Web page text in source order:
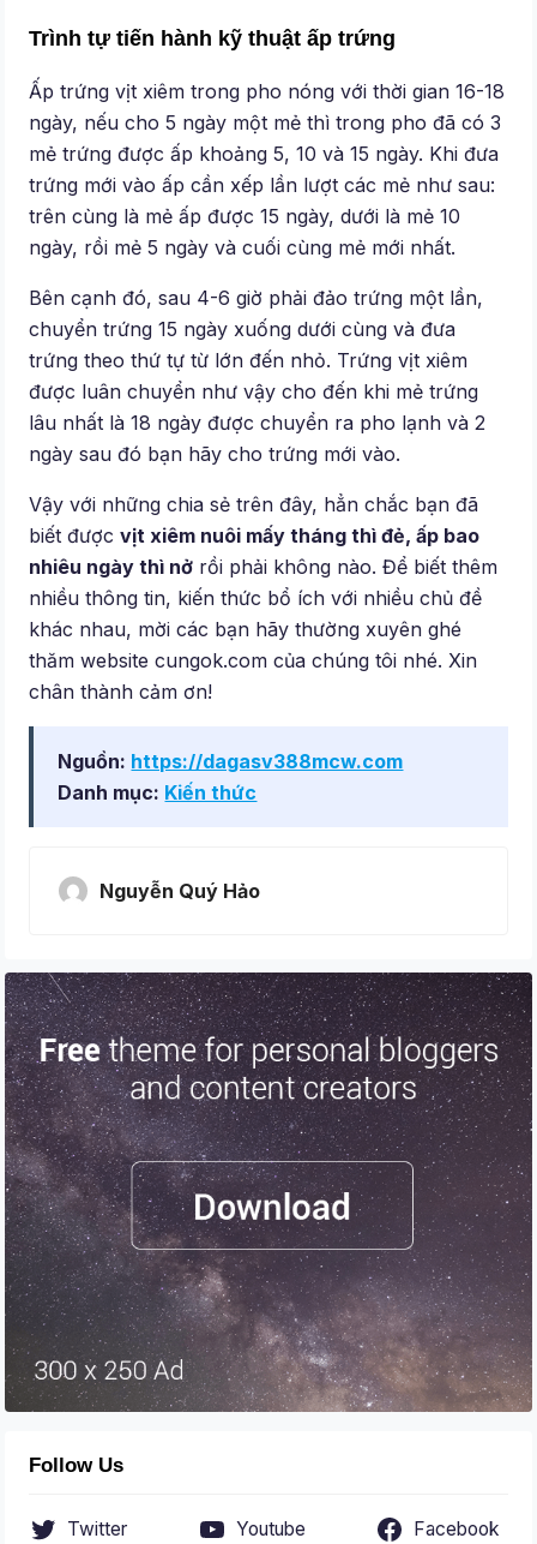
Trình tự tiến hành kỹ thuật ấp trứng
Ấp trứng vịt xiêm trong pho nóng với thời gian 16-18
ngày, nếu cho 5 ngày một mẻ thì trong pho đã có 3
mẻ trứng được ấp khoảng 5, 10 và 15 ngày. Khi đưa
trứng mới vào ấp cần xếp lần lượt các mẻ như sau:
trên cùng là mẻ ấp được 15 ngày, dưới là mẻ 10
ngày, rồi mẻ 5 ngày và cuối cùng mẻ mới nhất.
Bên cạnh đó, sau 4-6 giờ phải đảo trứng một lần,
chuyển trứng 15 ngày xuống dưới cùng và đưa
trứng theo thứ tự từ lớn đến nhỏ. Trứng vịt xiêm
được luân chuyển như vậy cho đến khi mẻ trứng
lâu nhất là 18 ngày được chuyển ra pho lạnh và 2
ngày sau đó bạn hãy cho trứng mới vào.
Vậy với những chia sẻ trên đây, hẳn chắc bạn đã
biết đượcvịt xiêm nuôi mấy tháng thì đẻ, ấp bao
nhiêu ngày thì nở rồi phải không nào. Để biết thêm
nhiều thông tin, kiến thức bổ ích với nhiều chủ đề
khác nhau, mời các bạn hãy thường xuyên ghé
thăm website cungok.com của chúng tôi nhé. Xin
chân thành cảm ơn!
Nguồn: https://dagasv388mcw.com
Danh mục: Kiến thức
Nguyễn Quý Hảo
Follow Us
Twitter Youtube
Facebook